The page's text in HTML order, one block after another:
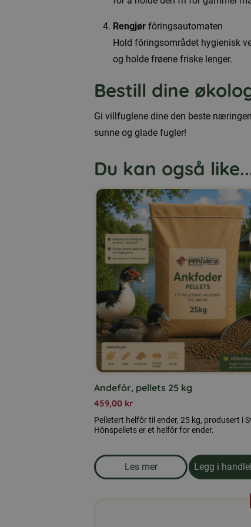
Rengjør fôringsautomaten
Hold fôringsområdet hygienisk
og holde frøene friske lenger.
Bestill dine
Gi villfuglene dine den beste
sunne og glade fugler!
Du kan også
Andefôr, pellets 25 kg
459,00 kr
Pelletert helfôr til ender, 25 kg, produsert i
Hönspellets er et helfôr for ender.
Les mer
om produkten Andefôr,
Legg i